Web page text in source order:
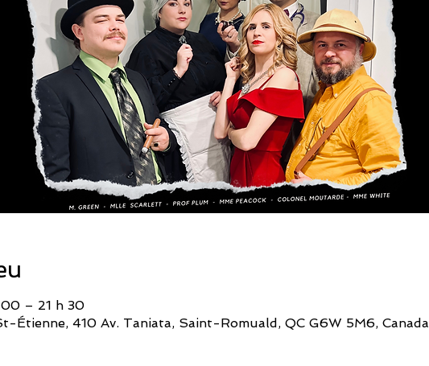
– 21 h 30
Étienne, 410 Av. Taniata, Saint-Romuald, QC G6W 5M6, Canada